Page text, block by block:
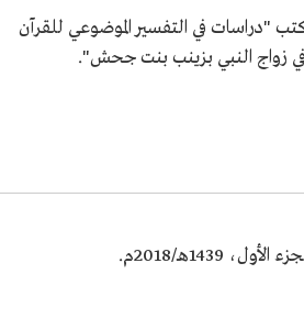
"دراسات في التفسير الموضوعي للقرآن
في زواج النبي بزينب بنت جحش".
2018م.